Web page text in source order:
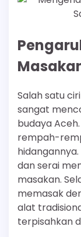
Salah satu
sangat
budaya
rempah-
dan serai
masakan.
memasak
alat
terpisahkan